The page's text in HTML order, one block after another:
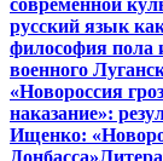
современной
русский язык
философия пола
военного
«Новороссия
наказание»:
Ищенко:
Донбасса»